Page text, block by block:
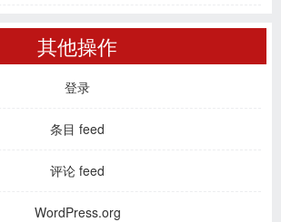
其他操作
登录
条目 feed
评论 feed
WordPress.org